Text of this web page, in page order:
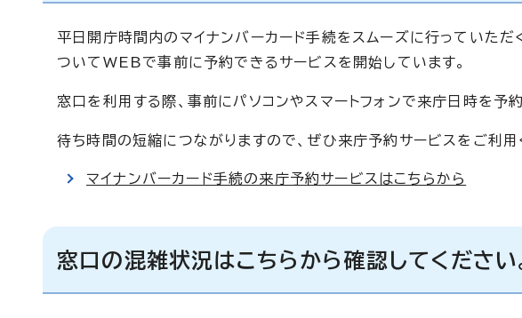
平日開庁時間内のマイナンバーカード手続をスムーズに行っていただ
ついてWEBで事前に予約できるサービスを開始しています。
窓口を利用する際、事前にパソコンやスマートフォンで来庁日時を予
待ち時間の短縮につながりますので、ぜひ来庁予約サービスをご利用
マイナンバーカード手続の来庁予約サービスはこちらから
窓口の混雑状況はこちらから確認してください